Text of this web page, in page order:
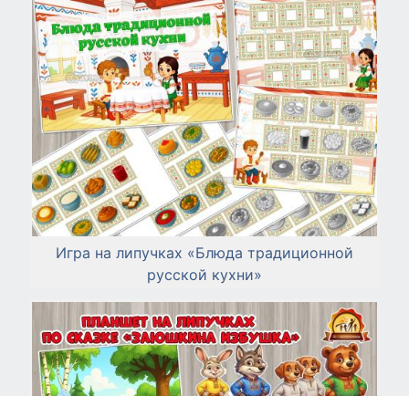
Игра на липучках «Блюда традиционной
русской кухни»